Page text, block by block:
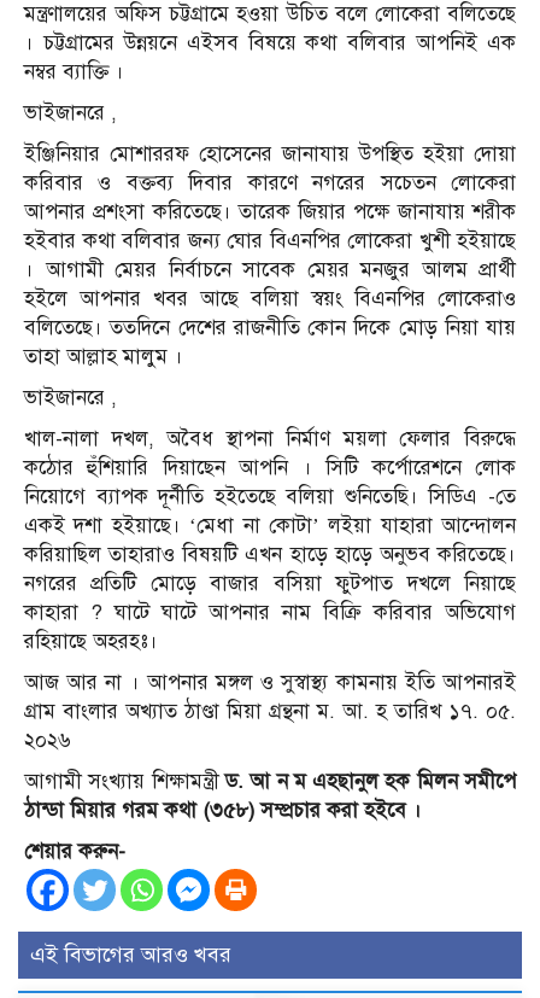
মন্ত্রণালয়ের অফিস চট্টগ্রামে হওয়া উচিত বলে লোকেরা বলিতেছে
। চট্টগ্রামের উন্নয়নে এইসব বিষয়ে কথা বলিবার আপনিই এক
নম্বর ব্যাক্তি ।
ভাইজানরে ,
ইঞ্জিনিয়ার মোশাররফ হোসেনের জানাযায় উপস্থিত হইয়া দোয়া
করিবার ও বক্তব্য দিবার কারণে নগরের সচেতন লোকেরা
আপনার প্রশংসা করিতেছে। তারেক জিয়ার পক্ষে জানাযায় শরীক
হইবার কথা বলিবার জন্য ঘোর বিএনপির লোকেরা খুশী হইয়াছে
। আগামী মেয়র নির্বাচনে সাবেক মেয়র মনজুর আলম প্রার্থী
হইলে আপনার খবর আছে বলিয়া স্বয়ং বিএনপির লোকেরাও
বলিতেছে। ততদিনে দেশের রাজনীতি কোন দিকে মোড় নিয়া যায়
তাহা আল্লাহ মালুম ।
ভাইজানরে ,
খাল-নালা দখল, অবৈধ স্থাপনা নির্মাণ ময়লা ফেলার বিরুদ্ধে
কঠোর হুঁশিয়ারি দিয়াছেন আপনি । সিটি কর্পোরেশনে লোক
নিয়োগে ব্যাপক দূর্নীতি হইতেছে বলিয়া শুনিতেছি। সিডিএ -তে
একই দশা হইয়াছে। ‘মেধা না কোটা’ লইয়া যাহারা আন্দোলন
করিয়াছিল তাহারাও বিষয়টি এখন হাড়ে হাড়ে অনুভব করিতেছে।
নগরের প্রতিটি মোড়ে বাজার বসিয়া ফুটপাত দখলে নিয়াছে
কাহারা ? ঘাটে ঘাটে আপনার নাম বিক্রি করিবার অভিযোগ
রহিয়াছে অহরহঃ।
আজ আর না । আপনার মঙ্গল ও সুস্বাস্থ্য কামনায় ইতি আপনারই
গ্রাম বাংলার অখ্যাত ঠাণ্ডা মিয়া গ্রন্থনা ম. আ. হ তারিখ ১৭. ০৫.
২০২৬
আগামী সংখ্যায় শিক্ষামন্ত্রীড. আ ন ম এহছানুল হক মিলন সমীপে
ঠান্ডা মিয়ার গরম কথা (৩৫৮) সম্প্রচার করা হইবে ।
শেয়ার করুন-
এই বিভাগের আরও খবর